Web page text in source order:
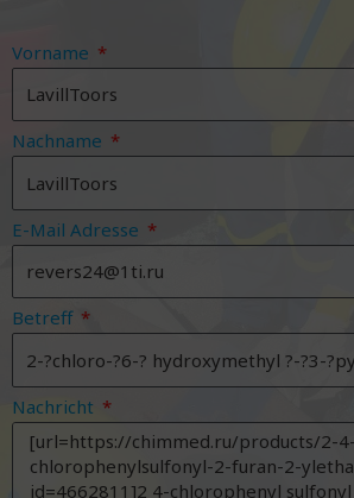
Vorname
Nachname
E-Mail Adresse
Betreff
Nachricht